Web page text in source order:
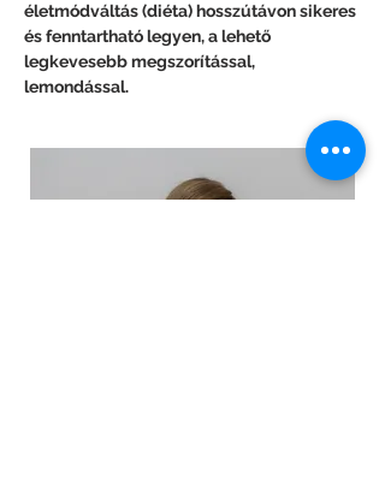
életmódváltás (diéta) hosszútávon sikeres
és fenntartható legyen, a lehető
legkevesebb megszorítással,
lemondással.